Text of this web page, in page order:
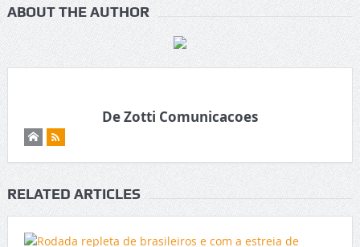
ABOUT THE AUTHOR
De Zotti Comunicacoes
RELATED ARTICLES